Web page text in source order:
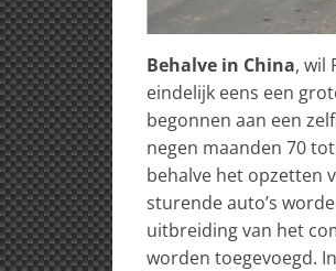
Behalve in China, wil
eindelijk eens een
begonnen aan een
negen maanden 70
behalve het opzetten
sturende auto’s
uitbreiding van het
worden toegevoegd.